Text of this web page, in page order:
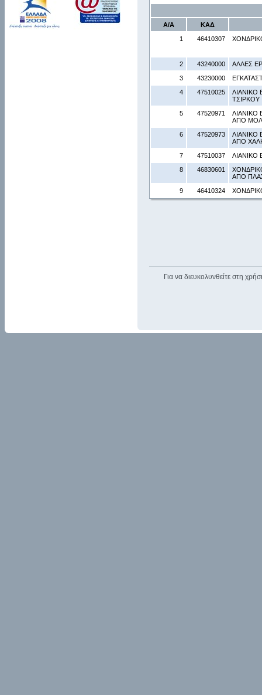
Α/Α
ΚΑΔ
1
46410307
2 43240000
ΑΛΛΕΣ
3
43230000
4
47510025
ΤΣΙΡΚΟΥ
5
47520971
ΑΠΟ
6
47520973
ΑΠΟ
7
47510037
8
46830601
ΑΠΟ
9
46410324
Για να διευκολυνθείτε στη